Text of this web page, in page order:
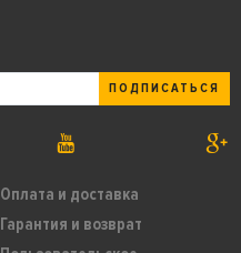
Оплата и доставка
Гарантия и возврат
ПОДПИСАТЬСЯ